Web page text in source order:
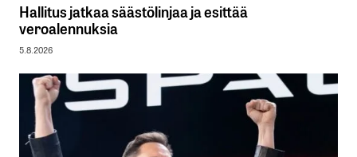
Hallitus jatkaa säästölinjaa ja esittää
veroalennuksia
5.8.2026